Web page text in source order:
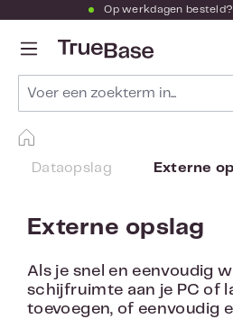
Ga naar de hoofdinhoud
Op werkdagen besteld?
Dataopslag Externe
Externe opslag
Als je snel en eenvoudig
schijfruimte aan je PC of
toevoegen, of eenvoudig